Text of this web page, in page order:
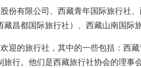
份有限公司、西藏青年国际旅行社
昌都国际旅行社）、西藏山南国际旅
迎的旅行社，其中的一些包括：西
行。他们是西藏旅行社协会的理事